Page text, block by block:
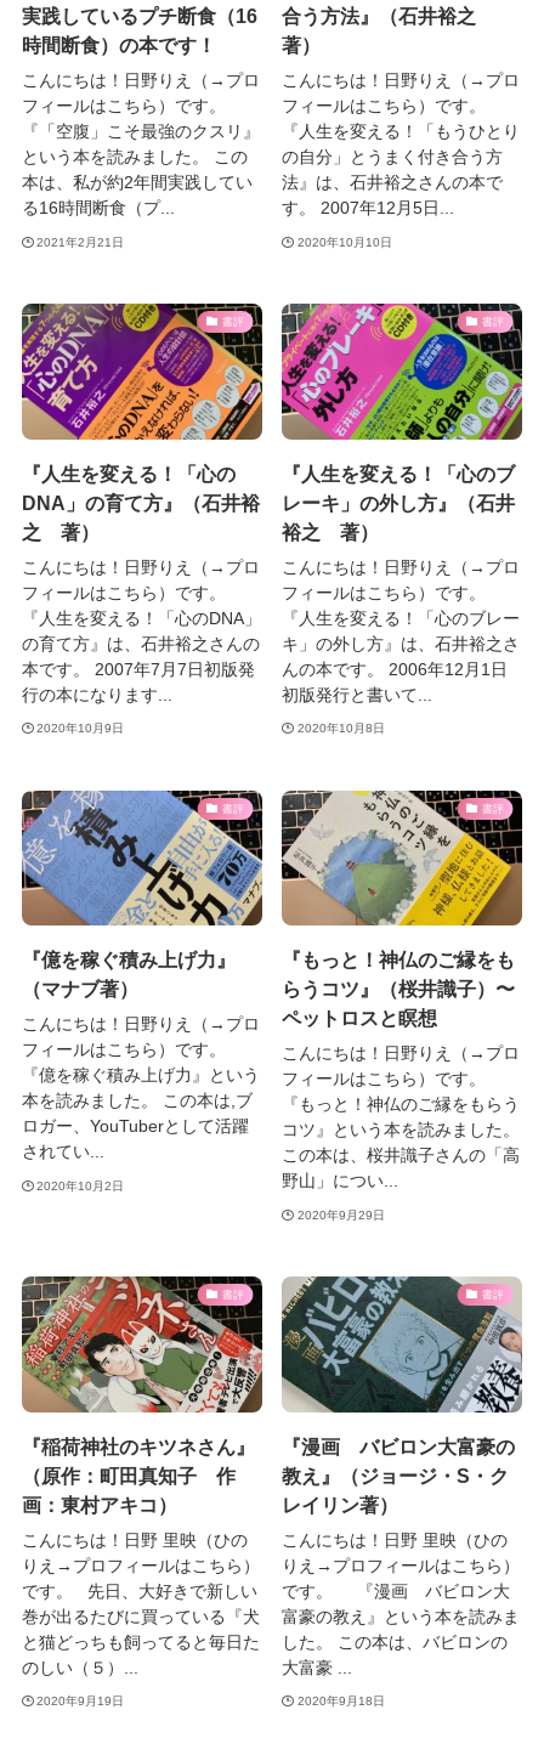
実践しているプチ断食（16
時間断食）の本です！
こんにちは！日野りえ（→プロ
フィールはこちら）です。
『「空腹」こそ最強のクスリ』
という本を読みました。 この
本は、私が約2年間実践してい
る16時間断食（プ...
2021年2月21日
合う方法』（石井裕之
著）
こんにちは！日野りえ（→プロ
フィールはこちら）です。
『人生を変える！「もうひとり
の自分」とうまく付き合う方
法』は、石井裕之さんの本で
す。 2007年12月5日...
2020年10月10日
書評
『人生を変える！「心の
DNA」の育て方』（石井裕
之 著）
こんにちは！日野りえ（→プロ
フィールはこちら）です。
『人生を変える！「心のDNA」
の育て方』は、石井裕之さんの
本です。 2007年7月7日初版発
行の本になります...
2020年10月9日
書評
『人生を変える！「心のブ
レーキ」の外し方』（石井
裕之 著）
こんにちは！日野りえ（→プロ
フィールはこちら）です。
『人生を変える！「心のブレー
キ」の外し方』は、石井裕之さ
んの本です。 2006年12月1日
初版発行と書いて...
2020年10月8日
書評
『億を稼ぐ積み上げ力』
（マナブ著）
こんにちは！日野りえ（→プロ
フィールはこちら）です。
『億を稼ぐ積み上げ力』という
本を読みました。 この本は,ブ
ロガー、YouTuberとして活躍
されてい...
2020年10月2日
書評
『もっと！神仏のご縁をも
らうコツ』（桜井識子）〜
ペットロスと瞑想
こんにちは！日野りえ（→プロ
フィールはこちら）です。
『もっと！神仏のご縁をもらう
コツ』という本を読みました。
この本は、桜井識子さんの「高
野山」につい...
2020年9月29日
書評
『稲荷神社のキツネさん』
（原作：町田真知子 作
画：東村アキコ）
こんにちは！日野 里映（ひの
りえ→プロフィールはこちら）
です。 先日、大好きで新しい
巻が出るたびに買っている『犬
と猫どっちも飼ってると毎日た
のしい（５）...
2020年9月19日
書評
『漫画 バビロン大富豪の
教え』（ジョージ・S・ク
レイリン著）
こんにちは！日野 里映（ひの
りえ→プロフィールはこちら）
です。 『漫画 バビロン大
富豪の教え』という本を読みま
した。 この本は、バビロンの
大富豪 ...
2020年9月18日